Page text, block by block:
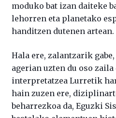
moduko bat izan daiteke
lehorren eta planetako
handitzen dutenen artean.
Hala ere, zalantzarik
agerian uzten du oso
interpretatzea Lurretik
hain zuzen ere,
beharrezkoa da, Eguzki